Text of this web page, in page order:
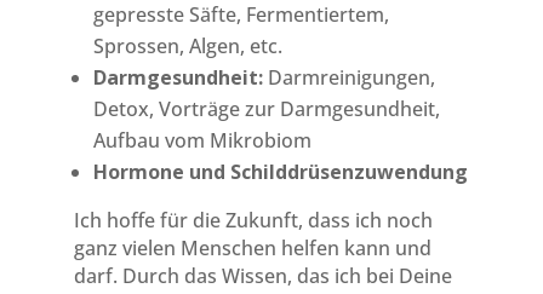
gepresste Säfte, Fermentiertem,
Sprossen, Algen, etc.
Darmgesundheit:Darmreinigungen,
Detox, Vorträge zur Darmgesundheit,
Aufbau vom Mikrobiom
Hormone und Schilddrüsenzuwendung
Ich hoffe für die Zukunft, dass ich noch
ganz vielen Menschen helfen kann und
darf. Durch das Wissen, das ich bei Deine